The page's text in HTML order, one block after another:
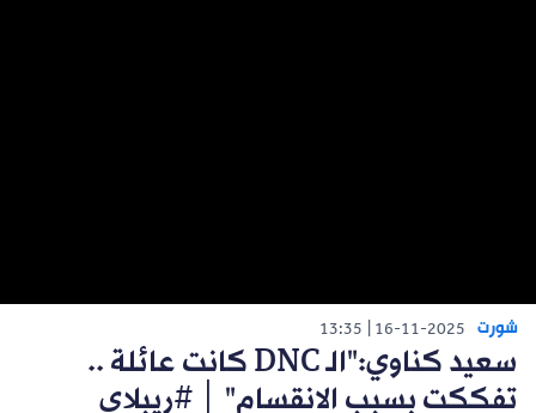
شورت 16-11-2025
13:35
سعيد كناوي:"الـ DNC كانت عائلة ..
تفككت بسبب الانقسام" │ #ريبلاي